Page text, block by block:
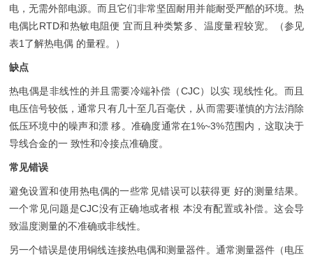
电，无需外部电源。而且它们非常坚固耐用并能耐受严酷的环境。热
电偶比RTD和热敏电阻便 宜而且种类繁多、温度量程较宽。（参见
表1了解热电偶 的量程。）
缺点
热电偶是非线性的并且需要冷端补偿（CJC）以实 现线性化。而且
电压信号较低，通常只有几十至几百毫伏，从而需要谨慎的方法消除
低压环境中的噪声和漂 移。准确度通常在1%~3%范围内，这取决于
导线合金的一 致性和冷接点准确度。
常见错误
避免设置和使用热电偶的一些常见错误可以获得更 好的测量结果。
一个常见问题是CJC没有正确地或者根 本没有配置或补偿。这会导
致温度测量的不准确或非线性。
另一个错误是使用铜线连接热电偶和测量器件。通常测量器件（电压